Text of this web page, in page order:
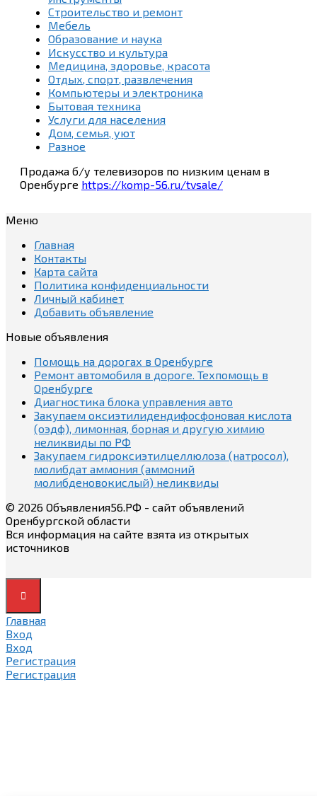
Строительство и ремонт
Мебель
Образование и наука
Искусство и культура
Медицина, здоровье, красота
Отдых, спорт, развлечения
Компьютеры и электроника
Бытовая техника
Услуги для населения
Дом, семья, уют
Разное
Продажа б/у телевизоров по низким ценам в
Оренбурге https://komp-56.ru/tvsale/
Меню
Главная
Контакты
Карта сайта
Политика конфиденциальности
Личный кабинет
Добавить объявление
Новые объявления
Помощь на дорогах в Оренбурге
Ремонт автомобиля в дороге. Техпомощь в
Оренбурге
Диагностика блока управления авто
Закупаем оксиэтилидендифосфоновая кислота
(оэдф), лимонная, борная и другую химию
неликвиды по РФ
Закупаем гидроксиэтилцеллюлоза (натросол),
молибдат аммония (аммоний
молибденовокислый) неликвиды
© 2026 Объявления56.РФ - сайт объявлений
Оренбургской области
Вся информация на сайте взята из открытых
источников
Главная
Вход
Вход
Регистрация
Регистрация